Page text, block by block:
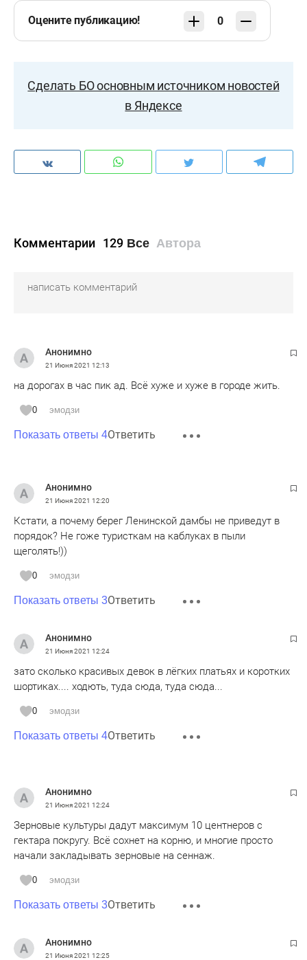
Оцените публикацию! 0
Сделать БО основным источником новостей
в Яндексе
Комментарии 129 Все Автора
Анонимно
21 Июня 2021 12:13
на дорогах в час пик ад. Всё хуже и хуже в городе жить.
0 эмодзи
Показать ответы 4Ответить
Анонимно
21 Июня 2021 12:20
Кстати, а почему берег Ленинской дамбы не приведут в
порядок? Не гоже туристкам на каблуках в пыли
щеголять!))
0 эмодзи
Показать ответы 3Ответить
Анонимно
21 Июня 2021 12:24
зато сколько красивых девок в лёгких платьях и коротких
шортиках.... ходють, туда сюда, туда сюда...
0 эмодзи
Показать ответы 4Ответить
Анонимно
21 Июня 2021 12:24
Зерновые культуры дадут максимум 10 центнеров с
гектара покругу. Всё сохнет на корню, и многие просто
начали закладывать зерновые на сеннаж.
0 эмодзи
Показать ответы 3Ответить
Анонимно
21 Июня 2021 12:25